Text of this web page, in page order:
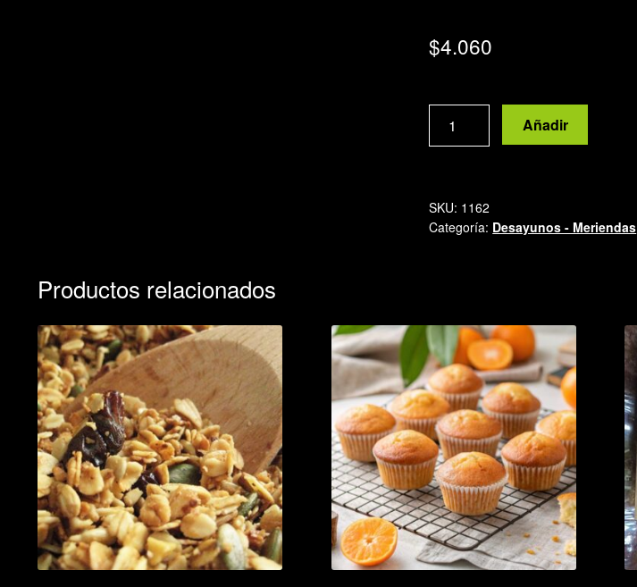
$4.060
frambuesas
cantidad
Añadir
SKU: 1162
Categoría: Desayunos - Meriendas
Productos relacionados